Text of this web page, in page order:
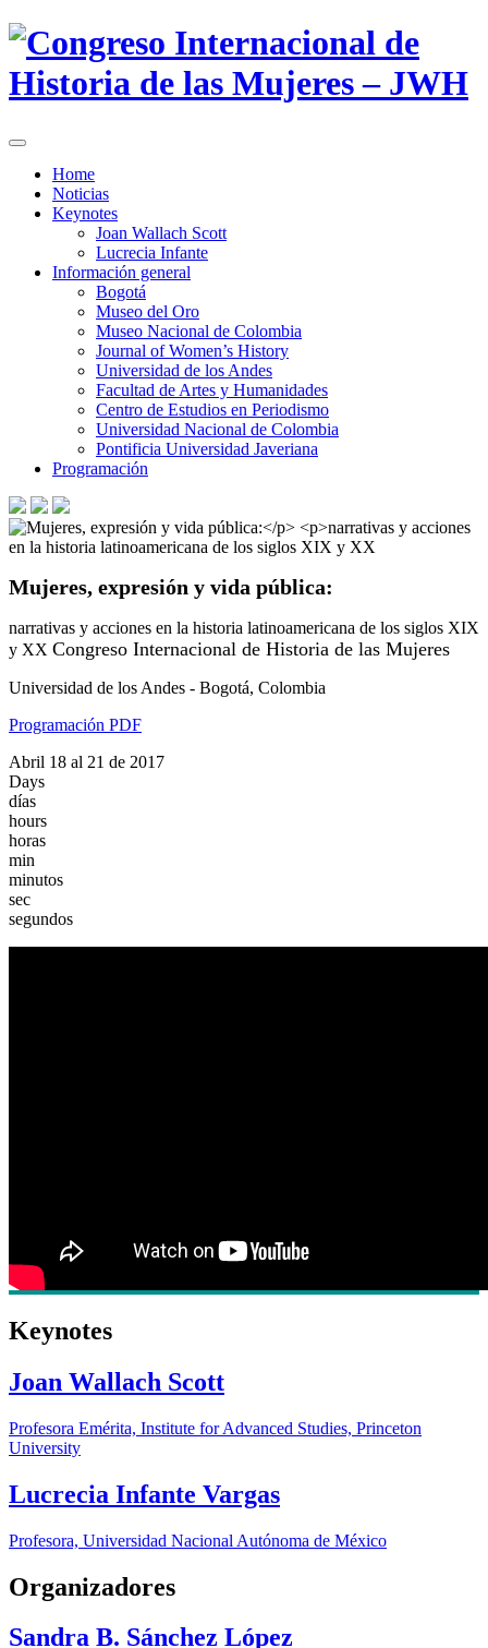
Home
Noticias
Keynotes
Joan Wallach Scott
Lucrecia Infante
Información general
Bogotá
Museo del Oro
Museo Nacional de Colombia
Journal of Women’s History
Universidad de los Andes
Facultad de Artes y Humanidades
Centro de Estudios en Periodismo
Universidad Nacional de Colombia
Pontificia Universidad Javeriana
Programación
Mujeres, expresión y vida pública:
narrativas y acciones en la historia latinoamericana de los siglos XIX
y XX Congreso Internacional de Historia de las Mujeres
Universidad de los Andes - Bogotá, Colombia
Programación PDF
Abril 18 al 21 de 2017
Days
días
hours
horas
min
minutos
sec
segundos
Keynotes
Joan Wallach Scott
Profesora Emérita, Institute for Advanced Studies, Princeton
University
Lucrecia Infante Vargas
Profesora, Universidad Nacional Autónoma de México
Organizadores
Sandra B. Sánchez López